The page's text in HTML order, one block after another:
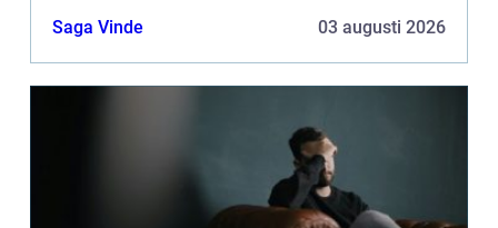
Saga Vinde 03 augusti 2026